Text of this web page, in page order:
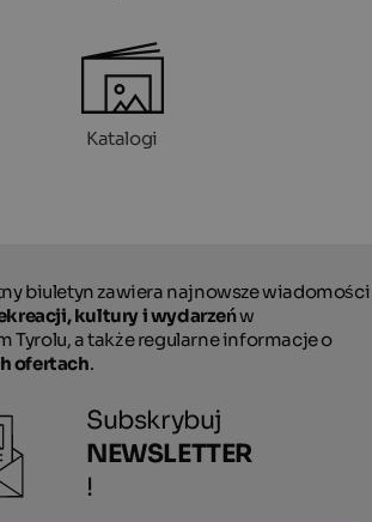
Katalogi
biuletyn zawiera najnowsze wiadomości
kultury i wydarzeńw
Tyrolu, a także regularne informacje o
ofertach.
Subskrybuj
NEWSLETTER
!